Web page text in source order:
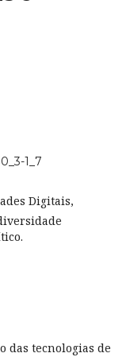
1_7
Digitais,
das tecnologias de